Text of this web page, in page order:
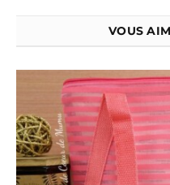
VOUS